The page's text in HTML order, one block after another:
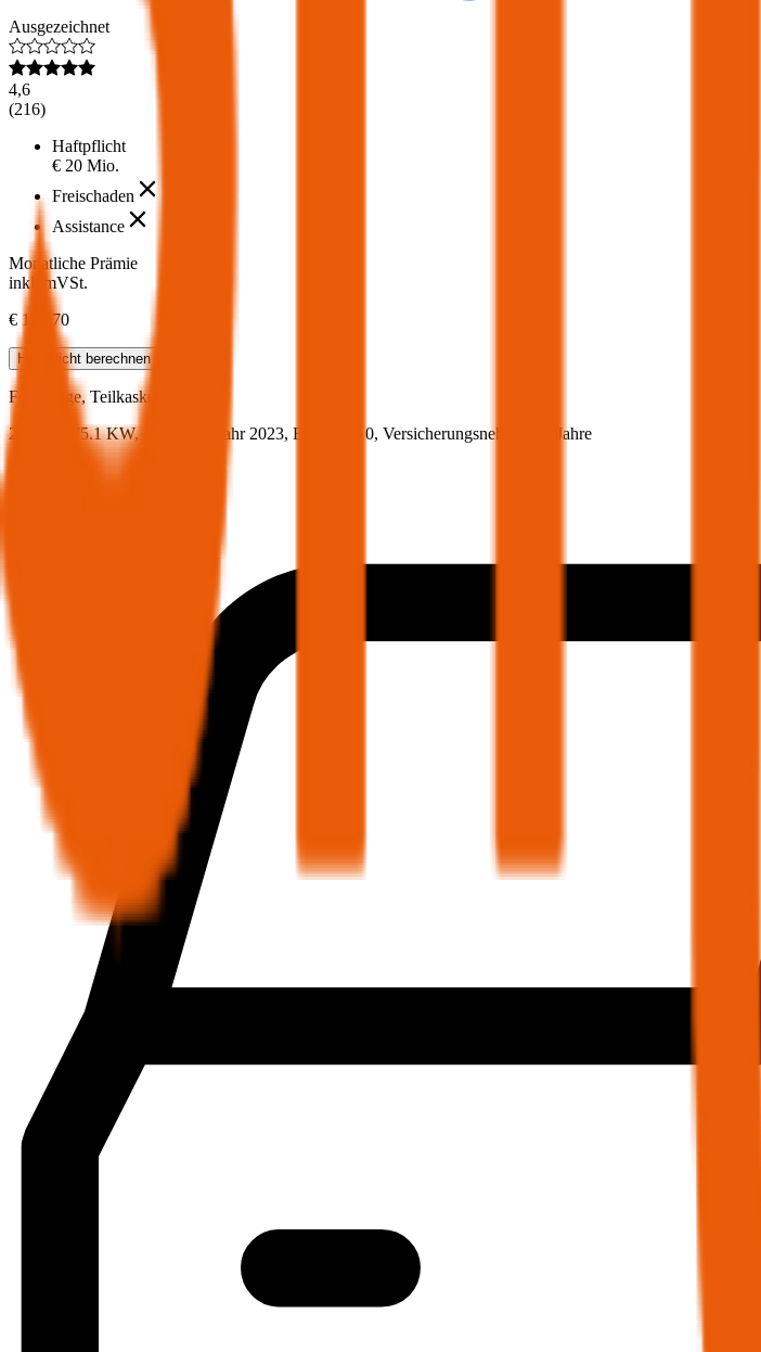
Ausgezeichnet
4,6
(216)
Haftpflicht
€ 20 Mio.
Freischaden
Assistance
Monatliche Prämie
inkl. mVSt.
€ 161,70
Haftpflicht berechnen
Ford
Edge, Teilkasko
238 PS/175.1 KW, diesel, Baujahr 2023, BM-Stufe 0, Versicherungsnehmer 30 Jahre